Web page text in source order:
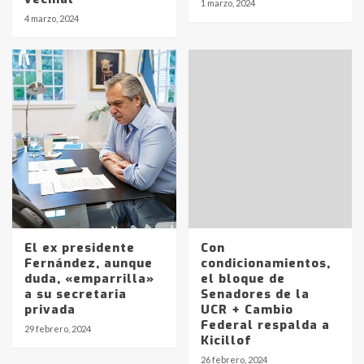
4 marzo, 2024
1 marzo, 2024
El ex presidente
Fernández, aunque
duda, «emparrilla»
a su secretaria
privada
29 febrero, 2024
Con
condicionamientos,
el bloque de
Senadores de la
UCR + Cambio
Federal respalda a
Kicillof
26 febrero, 2024
Identidad de los adolescentes
pampeanos que fueron